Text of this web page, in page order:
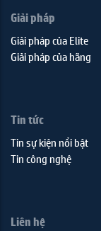
Giải pháp
Giải pháp của Elite
Giải pháp của hãng
Tin tức
Tin sự kiện nổi bật
Tin công nghệ
Liên hệ